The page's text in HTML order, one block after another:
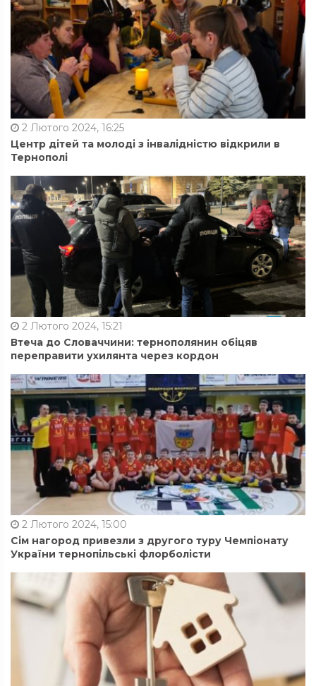
2 Лютого 2024, 16:25
Центр дітей та молоді з інвалідністю відкрили в
Тернополі
2 Лютого 2024, 15:21
Втеча до Словаччини: тернополянин обіцяв
переправити ухилянта через кордон
2 Лютого 2024, 15:00
Сім нагород привезли з другого туру Чемпіонату
України тернопільські флорболісти